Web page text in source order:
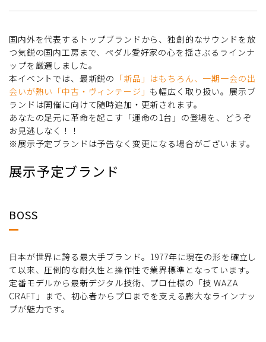
国内外を代表するトップブランドから、独創的なサウンドを放
つ気鋭の国内工房まで、ペダル愛好家の心を揺さぶるラインナ
ップを厳選しました。
本イベントでは、最新鋭の 「新品」はもちろん、一期一会の出
会いが熱い「中古・ヴィンテージ」 も幅広く取り扱い。展示ブ
ランドは開催に向けて随時追加・更新されます。
あなたの足元に革命を起こす「運命の1台」の登場を、どうぞ
お見逃しなく！！
※展示予定ブランドは予告なく変更になる場合がございます。
展示予定ブランド
BOSS
日本が世界に誇る最大手ブランド。1977年に現在の形を確立し
て以来、圧倒的な耐久性と操作性で業界標準となっています。
定番モデルから最新デジタル技術、プロ仕様の「技 WAZA
CRAFT」まで、初心者からプロまでを支える膨大なラインナッ
プが魅力です。